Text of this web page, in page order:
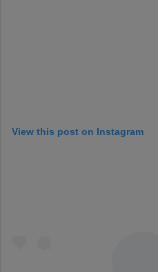
View this post on Instagram